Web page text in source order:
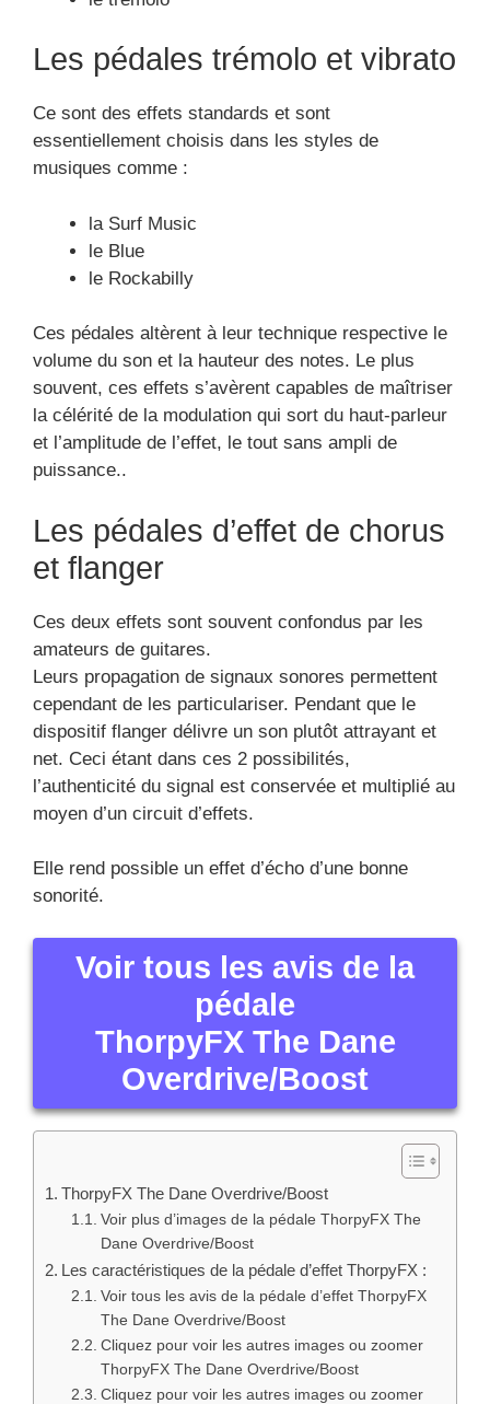
Les pédales trémolo et vibrato
Ce sont des effets standards et sont
essentiellement choisis dans les styles de
musiques comme :
la Surf Music
le Blue
le Rockabilly
Ces pédales altèrent à leur technique respective le
volume du son et la hauteur des notes. Le plus
souvent, ces effets s’avèrent capables de maîtriser
la célérité de la modulation qui sort du haut-parleur
et l’amplitude de l’effet, le tout sans ampli de
puissance..
Les pédales d’effet de chorus
et flanger
Ces deux effets sont souvent confondus par les
amateurs de guitares.
Leurs propagation de signaux sonores permettent
cependant de les particulariser. Pendant que le
dispositif flanger délivre un son plutôt attrayant et
net. Ceci étant dans ces 2 possibilités,
l’authenticité du signal est conservée et multiplié au
moyen d’un circuit d’effets.
Elle rend possible un effet d’écho d’une bonne
sonorité.
Voir tous les avis de la
pédale
ThorpyFX The Dane
Overdrive/Boost
ThorpyFX The Dane Overdrive/Boost
Voir plus d’images de la pédale ThorpyFX The
Dane Overdrive/Boost
Les caractéristiques de la pédale d’effet ThorpyFX :
Voir tous les avis de la pédale d’effet ThorpyFX
The Dane Overdrive/Boost
Cliquez pour voir les autres images ou zoomer
ThorpyFX The Dane Overdrive/Boost
Cliquez pour voir les autres images ou zoomer